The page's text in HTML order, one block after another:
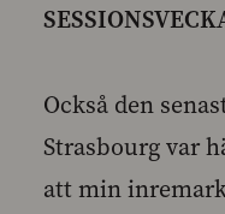
Också den
Strasbourg var
att min